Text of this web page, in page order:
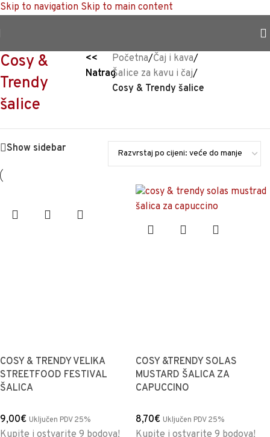
Skip to navigation Skip to main content
Cosy &
Trendy
šalice
<<
Natrag
Početna/Čaj i kava/
Šalice za kavu i čaj/
Cosy & Trendy šalice
Show sidebar
COSY & TRENDY VELIKA
STREETFOOD FESTIVAL
ŠALICA
9,00€ Uključen PDV 25%
Kupite i ostvarite 9 bodova!
COSY &TRENDY SOLAS
MUSTARD ŠALICA ZA
CAPUCCINO
8,70€ Uključen PDV 25%
Kupite i ostvarite 9 bodova!